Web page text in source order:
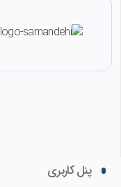
پنل کاربری